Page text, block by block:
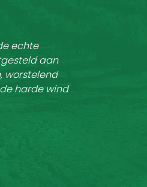
echte
aan
worstelend
harde wind